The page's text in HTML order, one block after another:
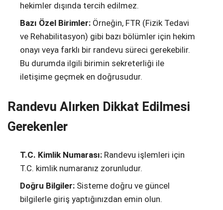
hekimler dışında tercih edilmez.
Bazı Özel Birimler: Örneğin, FTR (Fizik Tedavi
ve Rehabilitasyon) gibi bazı bölümler için hekim
onayı veya farklı bir randevu süreci gerekebilir.
Bu durumda ilgili birimin sekreterliği ile
iletişime geçmek en doğrusudur.
Randevu Alırken Dikkat Edilmesi
Gerekenler
T.C. Kimlik Numarası: Randevu işlemleri için
T.C. kimlik numaranız zorunludur.
Doğru Bilgiler: Sisteme doğru ve güncel
bilgilerle giriş yaptığınızdan emin olun.